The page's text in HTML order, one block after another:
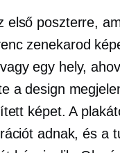
első poszterre,
zenekarod
egy hely,
a design
képet. A
adnak, és a